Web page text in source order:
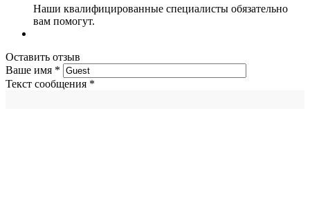
Наши квалифицированные специалисты обязательно
вам помогут.
Оставить отзыв
Ваше имя *
Текст сообщения *